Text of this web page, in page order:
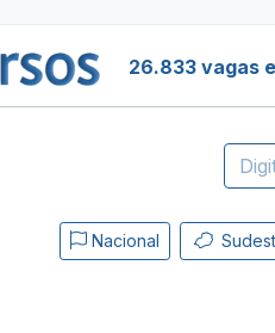
26.833 vagas
Nacional